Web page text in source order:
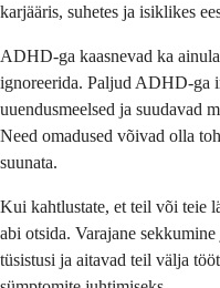
karjääris, suhetes ja isiklikes
ADHD-ga kaasnevad ka
ignoreerida. Paljud ADHD-ga
uuendusmeelsed ja suudavad
Need omadused võivad olla
suunata.
Kui kahtlustate, et teil või teie
abi otsida. Varajane
tüsistusi ja aitavad teil välja